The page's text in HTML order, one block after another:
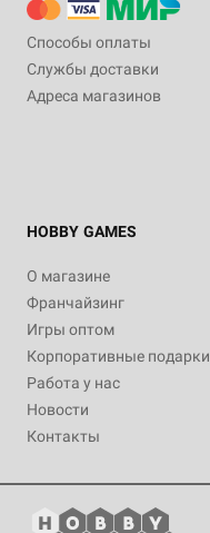
Способы оплаты
Службы доставки
Адреса магазинов
HOBBY GAMES
О магазине
Франчайзинг
Игры оптом
Корпоративные подарки
Работа у нас
Новости
Контакты